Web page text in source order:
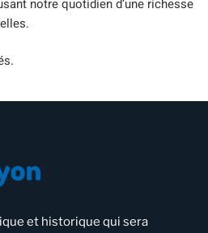
notre quotidien d’une richesse
et historique qui sera